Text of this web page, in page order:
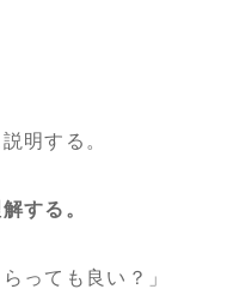
明する。
する。
っても良い？」